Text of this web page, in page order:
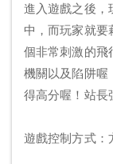
進入遊戲之後，
中，而玩家就要
個非常刺激的飛
機關以及陷阱喔
得高分喔！站長
遊戲控制方式：